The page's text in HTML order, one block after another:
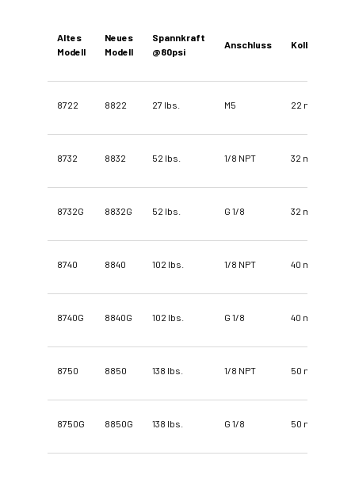
Altes
Modell
Neues
Modell
Spannkraft
@80psi
Anschluss Kolben
8722 8822 27 lbs. M5 22 mm
8732 8832 52 lbs. 1/8 NPT 32 mm
8732G 8832G 52 lbs. G 1/8 32 mm
8740 8840 102 lbs. 1/8 NPT 40 mm
8740G 8840G 102 lbs. G 1/8 40 mm
8750 8850 138 lbs. 1/8 NPT 50 mm
8750G 8850G 138 lbs. G 1/8 50 mm